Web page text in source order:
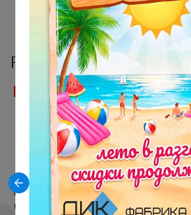
Рекомендуемые модели
РАСПРОДАЖА ОСТАТКОВ
Стул DikLine 239М B22 GREY,
ножки белые
B22